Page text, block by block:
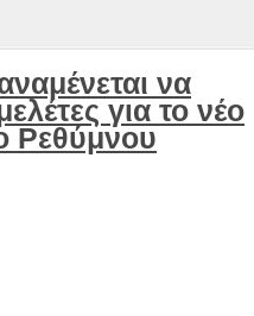
να
για το νέο
Ρεθύμνου